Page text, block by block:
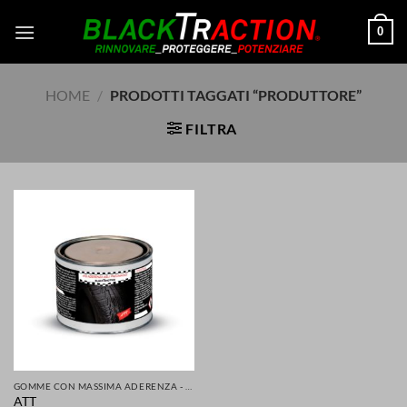
0
HOME / PRODOTTI TAGGATI “PRODUTTORE”
FILTRA
ATT